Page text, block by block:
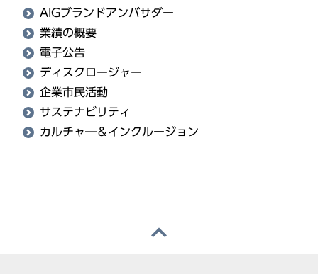
AIGブランドアンバサダー
業績の概要
電子公告
ディスクロージャー
企業市民活動
サステナビリティ
カルチャ―＆インクルージョン